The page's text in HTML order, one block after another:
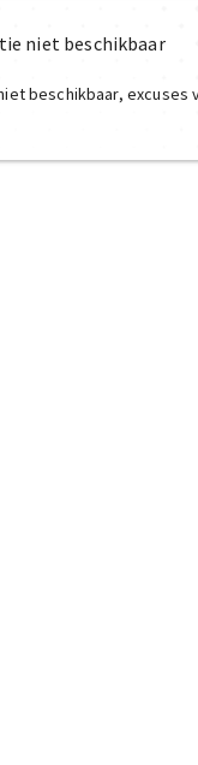
niet beschikbaar
beschikbaar, excuses